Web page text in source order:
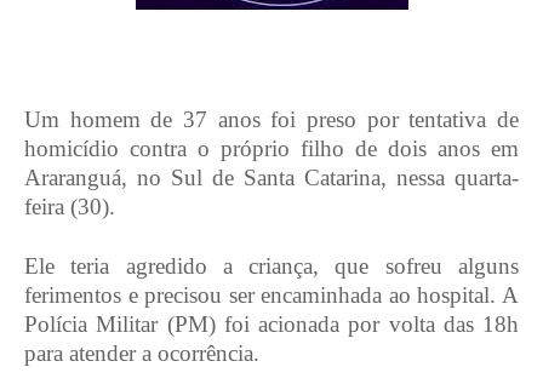
Um homem de 37 anos foi preso por tentativa de
homicídio contra o próprio filho de dois anos em
Araranguá, no Sul de Santa Catarina, nessa quarta-
feira (30).
Ele teria agredido a criança, que sofreu alguns
ferimentos e precisou ser encaminhada ao hospital. A
Polícia Militar (PM) foi acionada por volta das 18h
para atender a ocorrência.